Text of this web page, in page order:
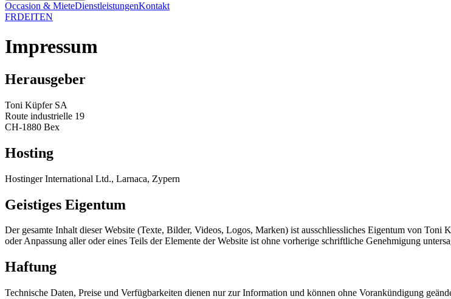
Occasion & MieteDienstleistungenKontakt
FRDEITEN
Impressum
Herausgeber
Toni Küpfer SA
Route industrielle 19
CH-1880 Bex
Hosting
Hostinger International Ltd., Larnaca, Zypern
Geistiges Eigentum
Der gesamte Inhalt dieser Website (Texte, Bilder, Videos, Logos, Marken) ist ausschliessliches Eigentum von
oder Anpassung aller oder eines Teils der Elemente der Website ist ohne vorherige schriftliche Genehmigung
Haftung
Technische Daten, Preise und Verfügbarkeiten dienen nur zur Information und können ohne Vorankündigung